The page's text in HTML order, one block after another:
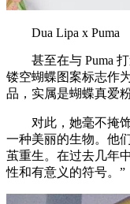
Dua Lipa x Puma
甚至在与 Puma 打
镂空蝴蝶图案标志作
品，实属是蝴蝶真爱粉
对此，她毫不掩饰
一种美丽的生物。他
茧重生。在过去几年
性和有意义的符号。”